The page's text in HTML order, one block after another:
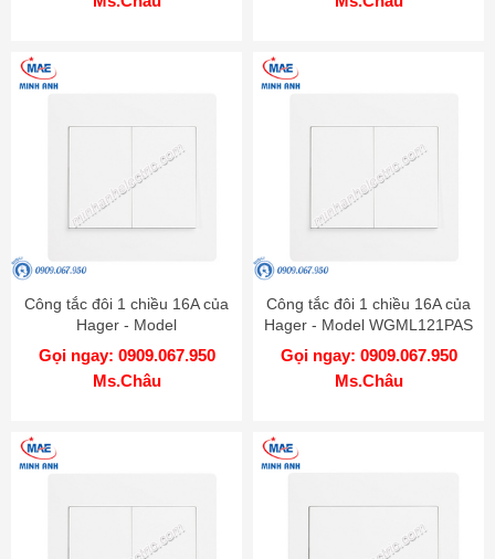
Công tắc đôi 1 chiều 16A của
Hager - Model
WGML121PKB
Gọi ngay: 0909.067.950
Ms.Châu
Công tắc đôi 1 chiều 16A của
Hager - Model WGML121PAS
Gọi ngay: 0909.067.950
Ms.Châu